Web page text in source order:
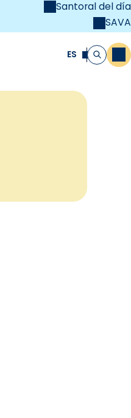
Santoral del día
SAVA
ES Buscar